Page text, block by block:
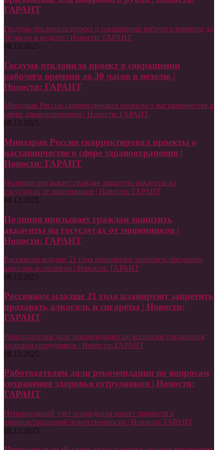
ГАРАНТ
Госдума отклонила проект о сокращении рабочего времени до
30 часов в неделю | Новости: ГАРАНТ
08.12.2025
Госдума отклонила проект о сокращении
рабочего времени до 30 часов в неделю |
Новости: ГАРАНТ
Минздрав России скорректировал проекты о наставничестве в
сфере здравоохранения | Новости: ГАРАНТ
08.12.2025
Минздрав России скорректировал проекты о
наставничестве в сфере здравоохранения |
Новости: ГАРАНТ
Полиция призывает граждан защитить аккаунты на
госуслугах от мошенников | Новости: ГАРАНТ
08.12.2025
Полиция призывает граждан защитить
аккаунты на госуслугах от мошенников |
Новости: ГАРАНТ
Россиянам младше 21 года планируют запретить продавать
алкоголь и сигареты | Новости: ГАРАНТ
08.12.2025
Россиянам младше 21 года планируют запретить
продавать алкоголь и сигареты | Новости:
ГАРАНТ
Работодателям дали рекомендации по вопросам сохранения
здоровья сотрудников | Новости: ГАРАНТ
08.12.2025
Работодателям дали рекомендации по вопросам
сохранения здоровья сотрудников | Новости:
ГАРАНТ
Неправильный учет ограждения может привести к
административной ответственности | Новости: ГАРАНТ
08.12.2025